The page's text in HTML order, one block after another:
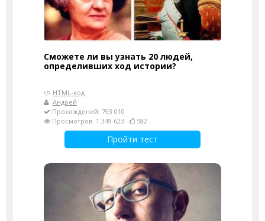
Сможете ли вы узнать 20 людей,
определивших ход истории?
HTML-код
Андрей
Прохождений: 793 010
Просмотров: 1 349 623
582
Пройти тест